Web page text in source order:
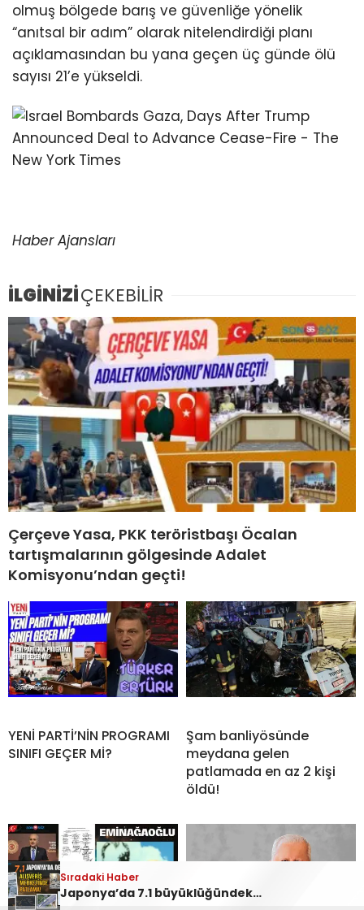
Sıradaki Haber
Karadeniz’de Türk gemisine Dron saldırısı!
olmuş bölgede barış ve güvenliğe yönelik
“anıtsal bir adım” olarak nitelendirdiği planı
açıklamasından bu yana geçen üç günde ölü
sayısı 21’e yükseldi.
Haber Ajansları
İLGİNİZİÇEKEBİLİR
Çerçeve Yasa, PKK teröristbaşı Öcalan
tartışmalarının gölgesinde Adalet
Komisyonu’ndan geçti!
YENİ PARTİ’NİN PROGRAMI
SINIFI GEÇER Mİ?
Şam banliyösünde
meydana gelen
patlamada en az 2 kişi
öldü!
Sıradaki Haber
Japonya’da 7.1 büyüklüğündeki deprem! Alışveriş merkezindeki patlamada çok sayıda kişi hayatını kaybetti!